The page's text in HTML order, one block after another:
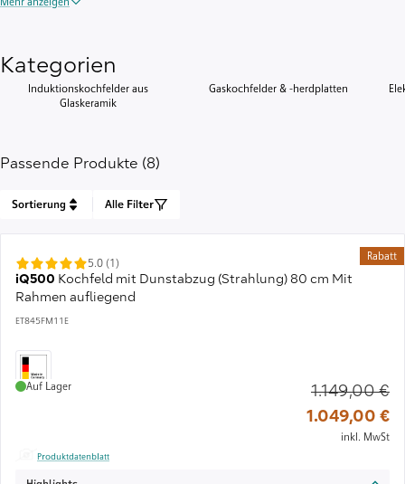
bleibt deine Küche frei von Dampf und Gerüchen.
Kategorien
Induktionskochfelder aus
Glaskeramik
Gaskochfelder & -herdplatten
Passende Produkte (8)
Sortierung Alle Filter
iQ500 Kochfeld mit Dunstabzug (Strahlung) 80 cm Mit
Rahmen aufliegend
ET845FM11E
5.0 (1)
Rabatt
Auf Lager
1.049,00 €
1.149,00 €
inkl. MwSt
Produktdatenblatt